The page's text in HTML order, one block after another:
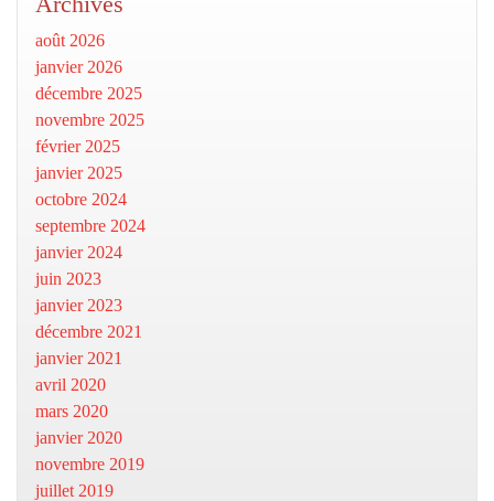
août 2026
janvier 2026
décembre 2025
novembre 2025
février 2025
janvier 2025
octobre 2024
septembre 2024
janvier 2024
juin 2023
janvier 2023
décembre 2021
janvier 2021
avril 2020
mars 2020
janvier 2020
novembre 2019
juillet 2019